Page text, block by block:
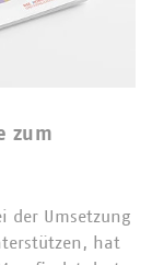
zum
der Umsetzung
hat